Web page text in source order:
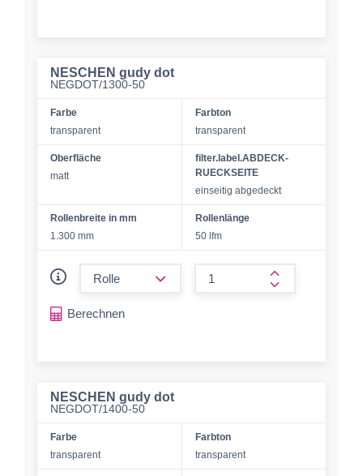
NESCHEN gudy dot
NEGDOT/1300-50
Farbe
transparent
Farbton
transparent
Oberfläche
matt
filter.label.ABDECK-
RUECKSEITE
einseitig abgedeckt
Rollenbreite in mm
1.300 mm
Rollenlänge
50 lfm
form.increase-
Berechnen
NESCHEN gudy dot
NEGDOT/1400-50
Farbe
transparent
Farbton
transparent